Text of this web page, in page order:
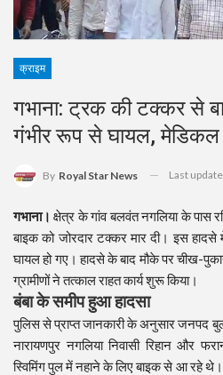
क्राइम
गभाना: ट्रक की टक्कर से
गंभीर रूप से घायल,
By Royal Star News Last
गभाना। क्षेत्र के गांव बलवंत नगलिया के पास
बाइक को जोरदार टक्कर मार दी। इस
घायल हो गए। हादसे के बाद मौके पर चीख-
ग्रामीणों ने तत्काल राहत कार्य शुरू किया।
बंबा के समीप हुआ हादसा
पुलिस से प्राप्त जानकारी के अनुसार जनपद
नारायणपुर नगलिया निवासी रिहान और
स्विमिंग पुल में नहाने के लिए बाइक से आ रहे